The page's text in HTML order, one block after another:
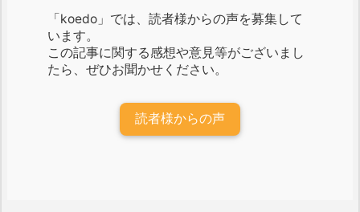
「koedo」では、読者様からの声を募集して
います。
この記事に関する感想や意見等がございまし
たら、ぜひお聞かせください。
読者様からの声